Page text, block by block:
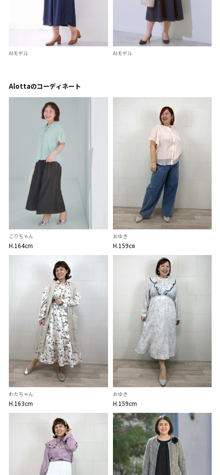
AIモデル AIモデル
Alottaのコーディネート
ごりちゃん
H.164cm
おゆき
H.159㎝
わたちゃん
H.163cm
おゆき
H.159cm